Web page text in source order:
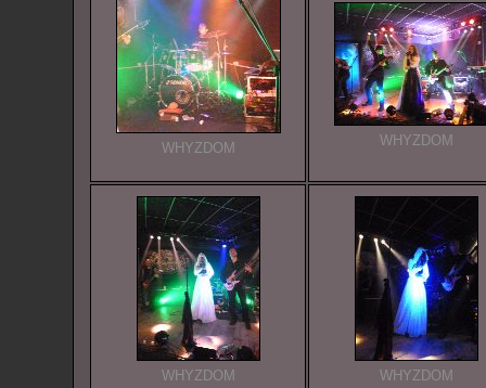
WHYZDOM WHYZDOM
WHYZDOM WHYZDOM